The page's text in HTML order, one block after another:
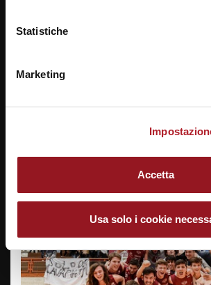
Statistiche
Marketing
Accetta
Usa solo i cookie
Ist. Tecnico Industriale – G. GALILEI –